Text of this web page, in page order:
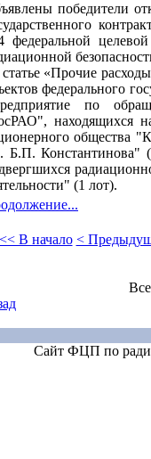
победители
федеральной
«Прочие
федерального
по
находящихся
общества
Б.П. Константинова"
(1 лот).
<< В начало <
Сайт ФЦП по